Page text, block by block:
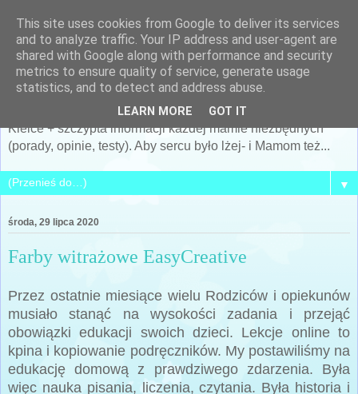
Po prostu MAMA... czyli
Siostra Archeo
Kobieta, Matka, żona... i cały mój świat... + archeologia +
Kielce + szczypta informacji każdej mamie niezbędnych
(porady, opinie, testy). Aby sercu było lżej- i Mamom też...
▼
środa, 29 lipca 2020
Farby witrażowe EasyCreative
Przez ostatnie miesiące wielu Rodziców i opiekunów
musiało stanąć na wysokości zadania i przejąć
obowiązki edukacji swoich dzieci. Lekcje online to
kpina i kopiowanie podręczników. My postawiliśmy na
edukację domową z prawdziwego zdarzenia. Była
więc nauka pisania, liczenia, czytania. Była historia i
This site uses cookies from Google to deliver its services
and to analyze traffic. Your IP address and user-agent are
shared with Google along with performance and security
metrics to ensure quality of service, generate usage
statistics, and to detect and address abuse.
LEARN MORE GOT IT